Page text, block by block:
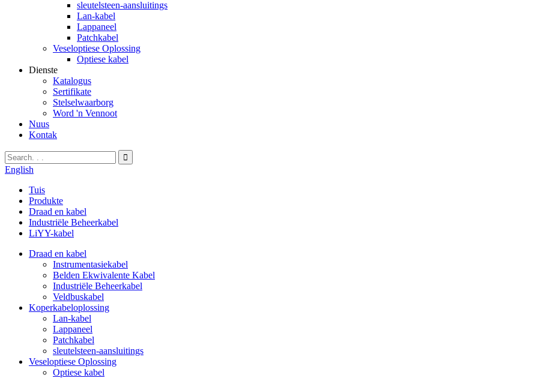
sleutelsteen-aansluitings
Lan-kabel
Lappaneel
Patchkabel
Veseloptiese Oplossing
Optiese kabel
Dienste
Katalogus
Sertifikate
Stelselwaarborg
Word 'n Vennoot
Nuus
Kontak
English
Tuis
Produkte
Draad en kabel
Industriële Beheerkabel
LiYY-kabel
Draad en kabel
Instrumentasiekabel
Belden Ekwivalente Kabel
Industriële Beheerkabel
Veldbuskabel
Koperkabeloplossing
Lan-kabel
Lappaneel
Patchkabel
sleutelsteen-aansluitings
Veseloptiese Oplossing
Optiese kabel